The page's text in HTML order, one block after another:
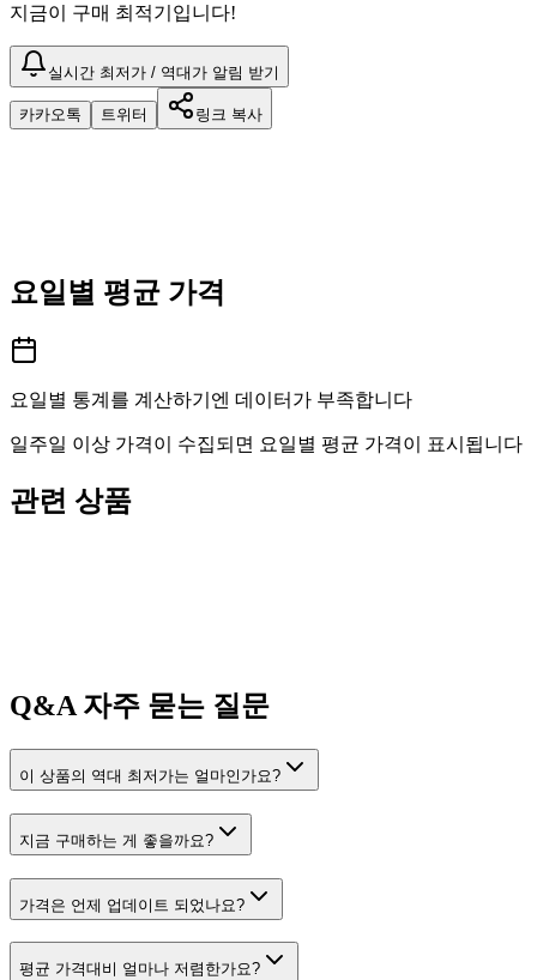
지금이 구매 최적기입니다!
실시간 최저가 / 역대가 알림 받기
카카오톡 트위터 링크 복사
요일별 평균 가격
요일별 통계를 계산하기엔 데이터가 부족합니다
일주일 이상 가격이 수집되면 요일별 평균 가격이 표시됩니다
관련 상품
Q&A자주 묻는 질문
이 상품의 역대 최저가는 얼마인가요?
지금 구매하는 게 좋을까요?
가격은 언제 업데이트 되었나요?
평균 가격대비 얼마나 저렴한가요?